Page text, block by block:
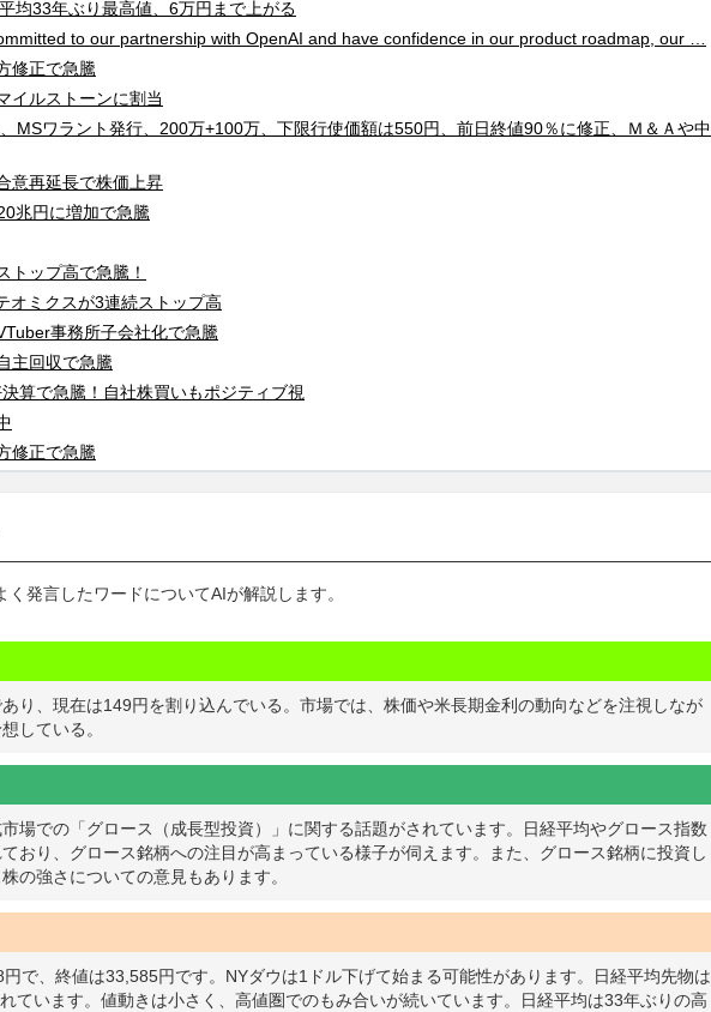
平均33年ぶり最高値、6万円まで上がる
to our partnership with OpenAI and have confidence in our product roadmap, our …
修正で急騰
イルストーンに割当
MSワラント発行、200万+100万、下限行使価額は550円、前日終値90％に修正、Ｍ＆Ａや中
意再延長で株価上昇
兆円に増加で急騰
トップ高で急騰！
オミクスが3連続ストップ高
事務所子会社化で急騰
主回収で急騰
算で急騰！自社株買いもポジティブ視
修正で急騰
く発言したワードについてAIが解説します。
あり、現在は149円を割り込んでいる。市場では、株価や米長期金利の動向などを注視しなが
している。
場での「グロース（成長型投資）」に関する話題がされています。日経平均やグロース指数
おり、グロース銘柄への注目が高まっている様子が伺えます。また、グロース銘柄に投資し
の強さについての意見もあります。
で、終値は33,585円です。NYダウは1ドル下げて始まる可能性があります。日経平均先物は
ています。値動きは小さく、高値圏でのもみ合いが続いています。日経平均は33年ぶりの高